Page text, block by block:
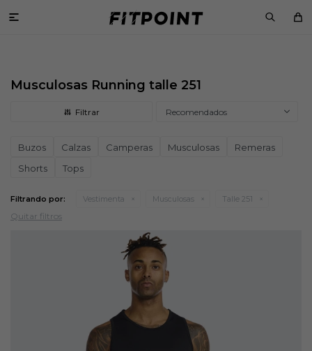

Musculosas Running talle 251
Recomendados
Buzos Calzas Camperas Musculosas
Remeras
Shorts
Tops
Filtrando por: Vestimenta Musculosas Talle 251
Quitar filtros